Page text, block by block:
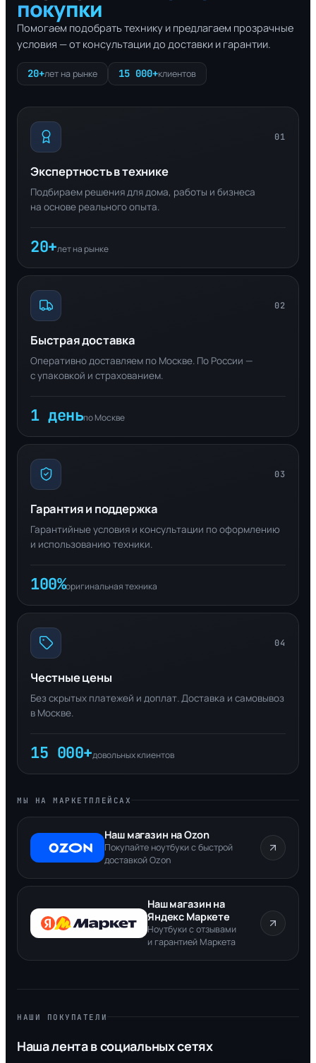
покупки
Помогаем подобрать технику и предлагаем прозрачные
условия — от консультации до доставки и гарантии.
20+лет на рынке 15 000+клиентов
01
Экспертность в технике
Подбираем решения для дома, работы и бизнеса
на основе реального опыта.
20+лет на рынке
02
Быстрая доставка
Оперативно доставляем по Москве. По России —
с упаковкой и страхованием.
1 деньпо Москве
03
Гарантия и поддержка
Гарантийные условия и консультации по оформлению
и использованию техники.
100%оригинальная техника
04
Честные цены
Без скрытых платежей и доплат. Доставка и самовывоз
в Москве.
15 000+довольных клиентов
МЫ НА МАРКЕТПЛЕЙСАХ
Наш магазин на Ozon
Покупайте ноутбуки с быстрой
доставкой Ozon
Наш магазин на
Яндекс Маркете
Ноутбуки с отзывами
и гарантией Маркета
НАШИ ПОКУПАТЕЛИ
Наша лента в социальных сетях